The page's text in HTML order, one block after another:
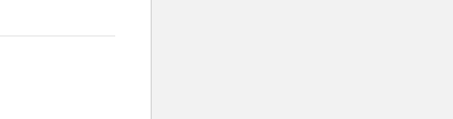
Και πρόσθεσε
πρόσθεσε: